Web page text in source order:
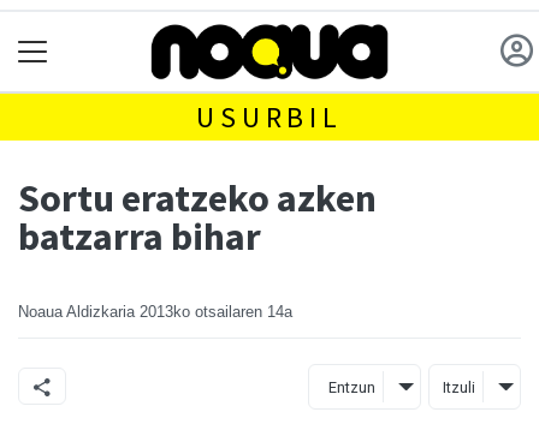
USURBIL
Sortu eratzeko azken
batzarra bihar
Noaua Aldizkaria 2013ko otsailaren 14a
Entzun Itzuli